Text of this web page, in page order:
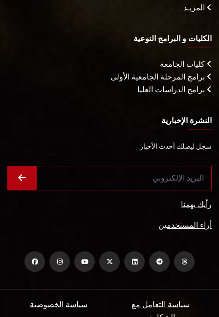
المزيـد . . .
الكليات و البرامج النوعية
كليات الجامعة
برامج المرحلة الجامعية الأولى
برامج الدراسات العليا
النشرة الإخبارية
سجل ليصلك أحدث الأخبار
رأيك يهمنا
أراء المستخدمين
سياسة الخصوصية
سياسة التعامل مع